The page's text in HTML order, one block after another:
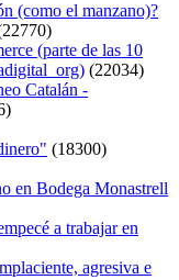
(como el manzano)?
(parte de las 10
(22034)
Catalán -
(18300)
en Bodega Monastrell
a trabajar en
agresiva e